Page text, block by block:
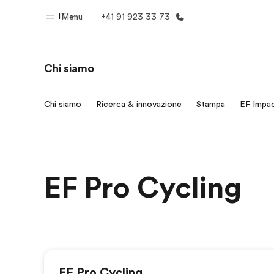
Menu
IT +41 91 923 33 73
Benvenuto alla EF Vedi la
Chi siamo
Chi siamo Ricerca & innovazione Stampa EF
EF Pro Cycling